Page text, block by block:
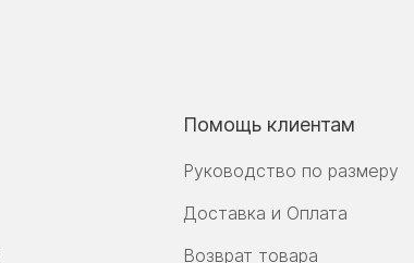
Помощь клиентам
Руководство по размеру
Доставка и Оплата
Возврат товара